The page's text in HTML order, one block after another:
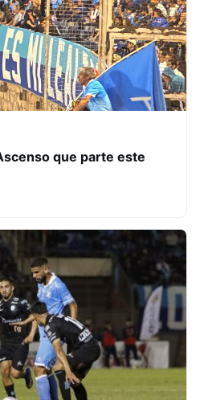
que parte este